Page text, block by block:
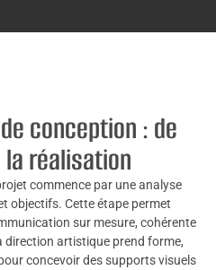
conception : de
la réalisation
commence par une analyse
objectifs. Cette étape permet
sur mesure, cohérente
direction artistique prend forme,
concevoir des supports visuels